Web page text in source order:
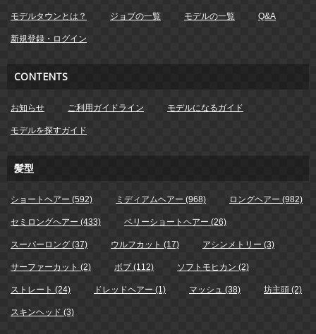
モデルタウンとは？ ジョブの一覧 モデルの一覧 Q&A
新規登録・ログイン
CONTENTS
お知らせ ご利用ガイドライン モデルになるガイド
モデルを探すガイド
髪型
ショートヘアー (592) ミディアムヘアー (968) ロングヘアー (982)
セミロングヘアー (433) ベリーショートヘアー (26)
スーパーロング (37) ウルフカット (17) アシンメトリー (3)
サーファーカット (2) ボブ (112) ソフトモヒカン (2)
ストレート (24) ドレッドヘアー (1) マッシュ (38) 坊主頭 (2)
スキンヘッド (3)